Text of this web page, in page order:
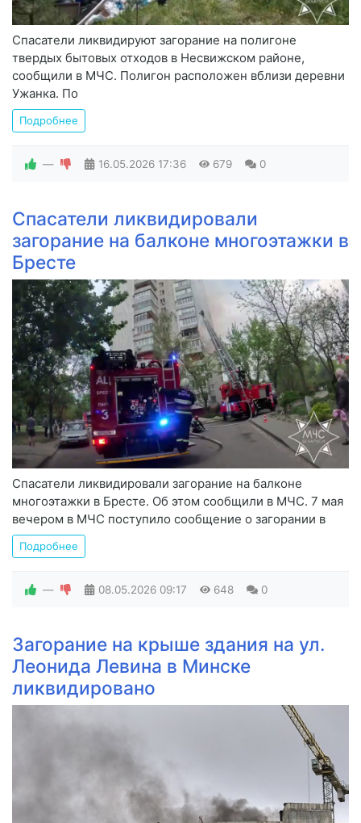
Спасатели ликвидируют загорание на полигоне
твердых бытовых отходов в Несвижском районе,
сообщили в МЧС. Полигон расположен вблизи деревни
Ужанка. По
Подробнее
— 16.05.2026 17:36 679 0
Спасатели ликвидировали
загорание на балконе многоэтажки в
Бресте
Спасатели ликвидировали загорание на балконе
многоэтажки в Бресте. Об этом сообщили в МЧС. 7 мая
вечером в МЧС поступило сообщение о загорании в
Подробнее
— 08.05.2026 09:17 648 0
Загорание на крыше здания на ул.
Леонида Левина в Минске
ликвидировано